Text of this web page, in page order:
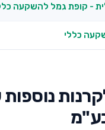
- קופת גמל להשקעה
כללי